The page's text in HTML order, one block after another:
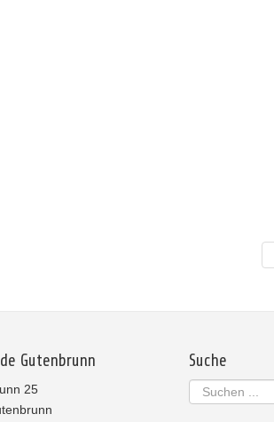
Gutenbrunn
25
Suche
Suchen
...